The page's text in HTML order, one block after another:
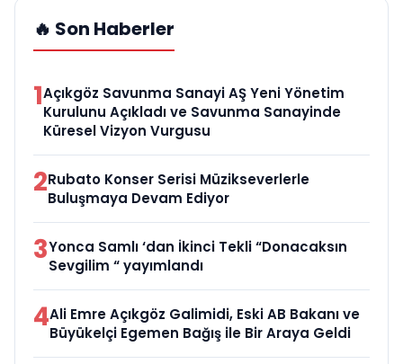
🔥 Son Haberler
1Açıkgöz Savunma Sanayi AŞ Yeni Yönetim
Kurulunu Açıkladı ve Savunma Sanayinde
Küresel Vizyon Vurgusu
2Rubato Konser Serisi Müzikseverlerle
Buluşmaya Devam Ediyor
3Yonca Samlı ‘dan İkinci Tekli “Donacaksın
Sevgilim “ yayımlandı
4Ali Emre Açıkgöz Galimidi, Eski AB Bakanı ve
Büyükelçi Egemen Bağış ile Bir Araya Geldi